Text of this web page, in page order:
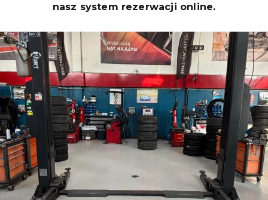
nasz system rezerwacji online.